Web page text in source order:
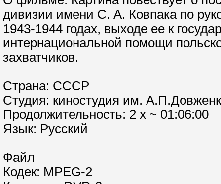
дивизии имени С. А. Ковпака по
1943-1944 годах, выходе ее к
интернациональной помощи
захватчиков.
Страна: СССР
Студия: киностудия им.
Продолжительность: 2 х ~ 01:06:00
Язык: Русский
Файл
Кодек: MPEG-2